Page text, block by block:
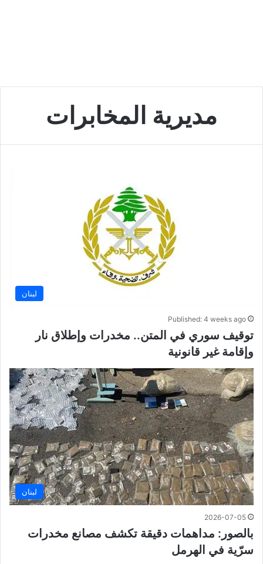
مديرية المخابرات
لبنان
Published: 4 weeks ago
توقيف سوري في المتن.. مخدرات وإطلاق نار
وإقامة غير قانونية
لبنان
2026-07-05
بالصور: مداهمات دقيقة تكشف مصانع مخدرات
سرّية في الهرمل